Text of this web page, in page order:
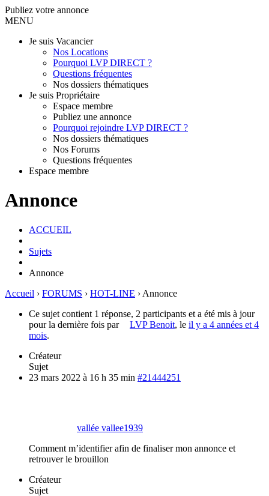
Publiez votre annonce
MENU
Je suis Vacancier
Nos Locations
Pourquoi LVP DIRECT ?
Questions fréquentes
Nos dossiers thématiques
Je suis Propriétaire
Espace membre
Publiez une annonce
Pourquoi rejoindre LVP DIRECT ?
Nos dossiers thématiques
Nos Forums
Questions fréquentes
Espace membre
Annonce
ACCUEIL
Sujets
Annonce
Accueil › FORUMS › HOT-LINE › Annonce
Ce sujet contient 1 réponse, 2 participants et a été mis à jour
pour la dernière fois par
LVP Benoit, le il y a 4 années et 4
mois.
Créateur
Sujet
23 mars 2022 à 16 h 35 min #21444251
vallée vallee1939
Comment m’identifier afin de finaliser mon annonce et
retrouver le brouillon
Créateur
Sujet